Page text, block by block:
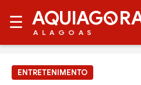
☰ AQUIAG
ALAGOAS
ENTRETENIMENTO